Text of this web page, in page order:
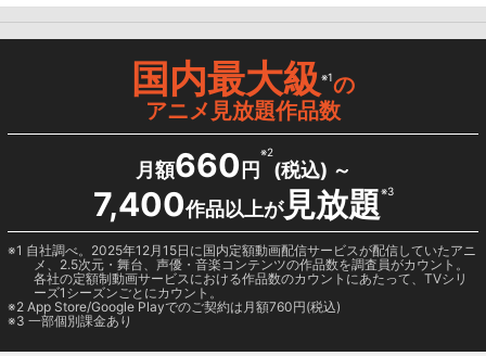
国内最大級※1の
アニメ見放題作品数
月額660 円
※2
(税込) ～
7,400作品以上が見放題※3
1 自社調べ。2025年12月15日に国内定額動画配信サービスが配信していたアニ
メ、2.5次元・舞台、声優・音楽コンテンツの作品数を調査員がカウント。
各社の定額制動画サービスにおける作品数のカウントにあたって、TVシリ
ーズ1シーズンごとにカウント。
2 App Store/Google Playでのご契約は月額760円(税込)
3 一部個別課金あり